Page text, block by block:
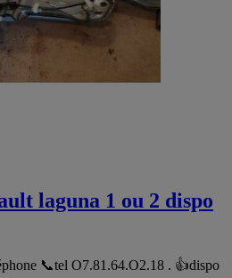
laguna 1 ou 2 dispo
📞tel O7.81.64.O2.18 . 👍dispo